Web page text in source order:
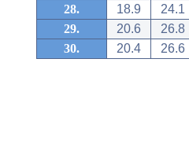
28.
18.9
24.1
29.
20.6
26.8
30.
20.4 26.6